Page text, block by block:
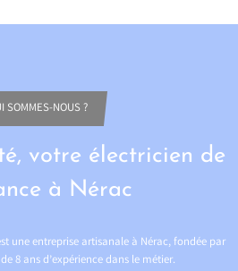
SOMMES-NOUS ?
votre électricien de
à Nérac
une entreprise artisanale à Nérac, fondée par
8 ans d’expérience dans le métier.